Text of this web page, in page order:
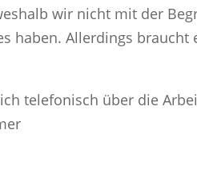
wir nicht mit der
haben. Allerdings
telefonisch über die